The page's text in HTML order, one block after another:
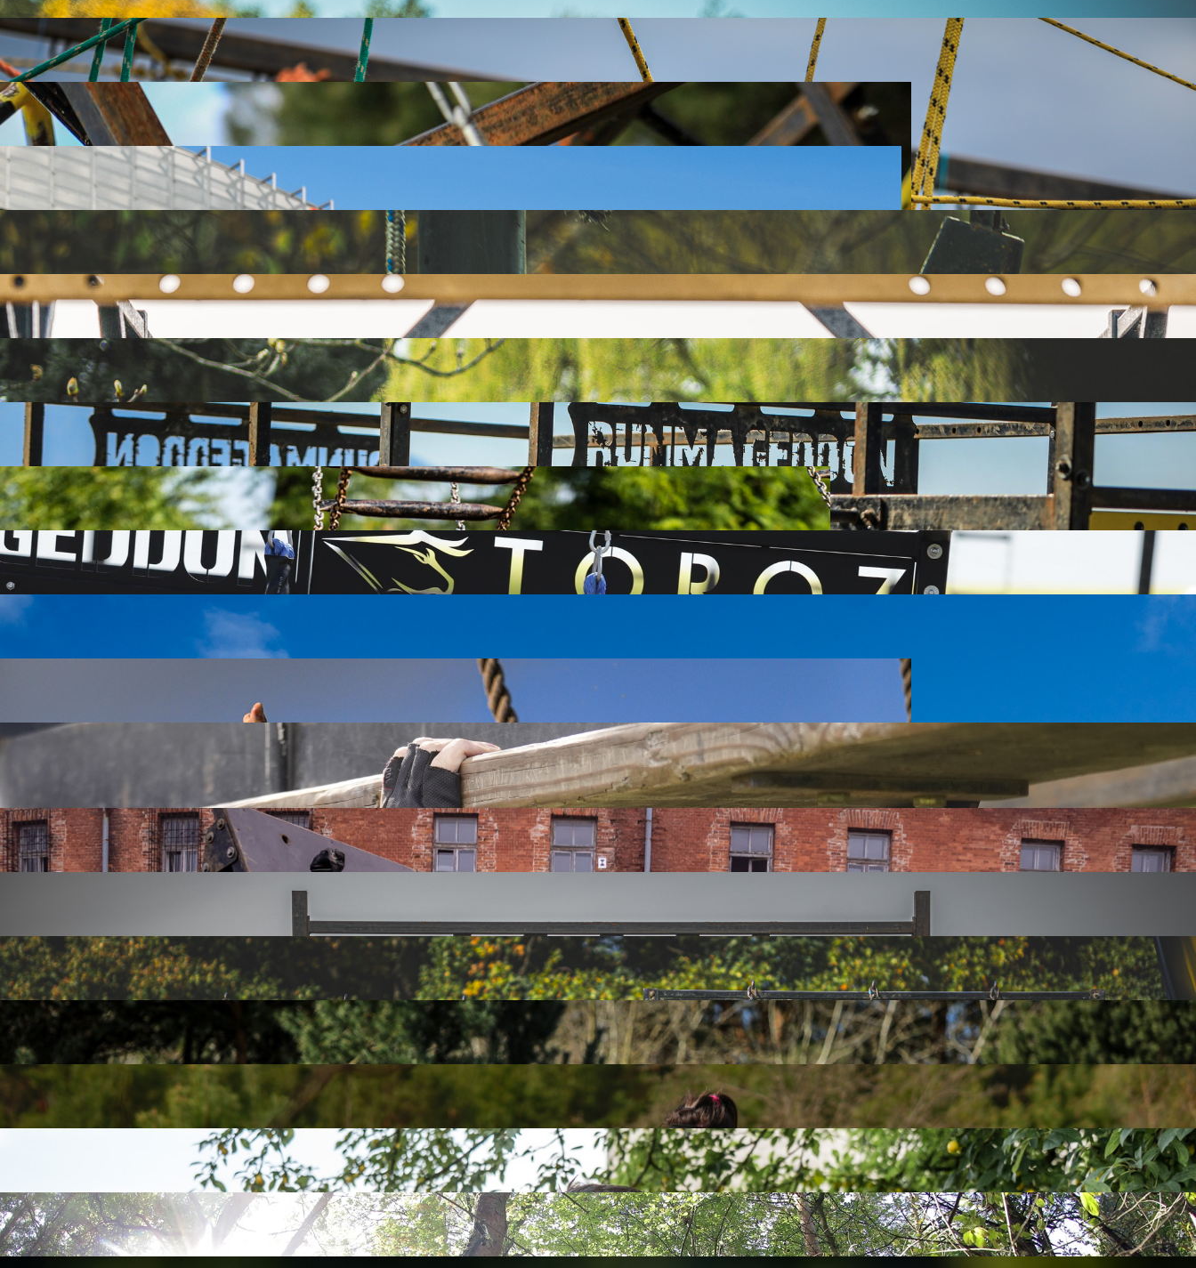
CZARNA WDOWA
Jedyny taki okaz zamieszkujący tereny Polski. Trzeba będzie sprawnie i zgrabnie przejść przez jej sieć! Unikaj lin jak Tom Cruise laserów w Mission Impossible!
DNA
Wygląda całkiem łagodnie, ale nie daj się zwieść. Twoje bicki zapłoną zanim dotrzeć do końca tej piekielnej konstrukcji.
DYWAN Z OPON
Ktoś złośliwy porozrzucał stare opony, które stoją Ci teraz na drodze do mety. Możesz je uprzątnąć lub przebiec po nich. Druga opcja jest zdecydowanie szybsza.
FIREMAN
Kto w dzieciństwie nie chciał pracować w Straży Pożarnej? Spełniamy Wasze marzenia! Oczywiście robimy to po swojemu… Strażak z rury zjeżdża, a Wy musicie się na nią wspiąć. Zadowoleni?
FLYING MONKEY
Do wszystkich, którzy uparcie zaliczają małpy do nielotów - NIE MACIE RACJI!!!
HARFA
Niby zwykła rura, a ile zachodu! Możesz stracić na niej nie tylko siły, ale i zęby, więc uważaj z mierzeniem się do skoku!
HOCKI KLOCKI
Tutaj przyda się siła rąk i mocny brzuch, ale bez obaw! Klocek po klocku i masz to za sobą. Tylko nie zapomnij uderzyć w dzwonek!
HELIKOPTER
Módl się żeby to nie był Helikopter w ogniu! Na razie proponujemy Wam walkę z metalową drabinką, na której poczujesz się jak komandos ładujący się na akcję do śmigłowca!
HOLY BULL BY TOROZ
Święty Byk stanął na Twojej drodze i łatwo Cię nie puści dalej. Musisz wykazać się odpowiednią techniką i pokonać każdą z jego kulek i uderzyć w dzwon!
HOPE TO ROPE
To jeszcze jedna konstrukcja pod skosem, z pomocą której chcemy uprzykrzyć Ci życie. Masz nadzieję, że dasz jej radę? Trzymaj się mocno lin i pamiętaj, że nadzieja umiera ostatnia!
Duży może więcej... dlatego też Indiana urósł. Trzy razy. Kilkanaście metrów lotu wystawi na próbę siłę i charakter nawet największych twardzieli.
KILLER PLANK
Deska do prasowania w wolnej interpretacji Runmageddonu! Możesz wyprasować na niej koszulę, jednak nie polecamy tego robić. Znacznie lepszym zastosowaniem będzie chwycenie jej od
spodu i skorzystanie z jej długości w celu przedostania się na drugą stronę.
Kołkosznikow
Konkurencja wbiła na naszą trasę z kałachem i chciała zniszczyć Skośną. My z podziurawionej ściany zrobiliśmy przeszkodę!
KOMANDOS
Mur, przy nim lina – chyba wiesz co zrobić. Wersja dla zaawansowanych – wchodzenie po murze na linę. Z góry rozciąga się ładny widok, można pozować i robić zdjęcia.
KOZIOŁKI POZNAŃSKIE
Będziesz atrakcją turystyczną, lepszą niż słynne parzystokopytne z Poznania! Każdy bowiem z przyjemnością popatrzy, jak z gracją pokonujesz kolejne bele na przeszkodzie!
KRATOWNICA
W zależności od tego jaki mamy humor, będziemy kazać Wam czołgać się pod Kratownicą, albo przebiec po belkach górą! Żadna opcja nie oszczędzi Waszego ciała!
Kontener z lodem. Jesteś morsem? Będzie Ci łatwiej, ale dla utrudnienia trzeba zanurkować pod belką - tak musisz cały zanurzyć się w lodowatej wodzie, a później... wynurzyć się i biec dalej!
MAŁPI GAJ
Nasz cyrk, nasi Runmageddończycy! Zamiast banana w nagrodę za pokonanie przeszkody, przybijecie piątkę z wolontariuszem i jazda na trasę!